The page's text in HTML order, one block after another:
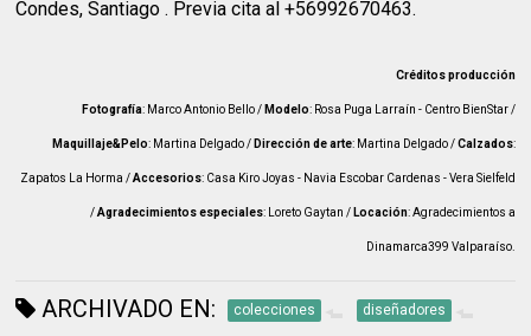
Condes, Santiago . Previa cita al +56992670463.
Créditos producción
Fotografía: Marco Antonio Bello / Modelo: Rosa Puga Larraín - Centro BienStar /
Maquillaje&Pelo: Martina Delgado / Dirección de arte: Martina Delgado /Calzados:
Zapatos La Horma /Accesorios: Casa Kiro Joyas - Navia Escobar Cardenas - Vera Sielfeld
/Agradecimientos especiales: Loreto Gaytan / Locación: Agradecimientos a
Dinamarca399 Valparaíso.
ARCHIVADO EN: colecciones diseñadores